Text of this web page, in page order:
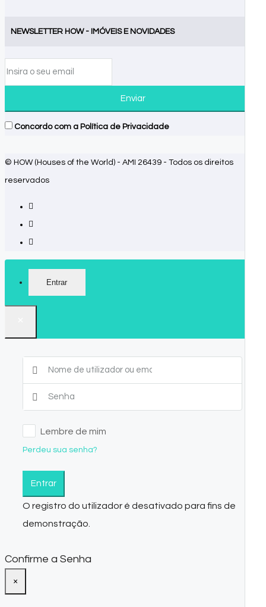
NEWSLETTER HOW - IMÓVEIS E NOVIDADES
Enviar
Concordo com a Política de Privacidade
© HOW (Houses of the World) - AMI 26439 - Todos os direitos
reservados
Entrar
Lembre de mim
Perdeu sua senha?
Entrar
O registro do utilizador é desativado para fins de
demonstração.
Confirme a Senha
×